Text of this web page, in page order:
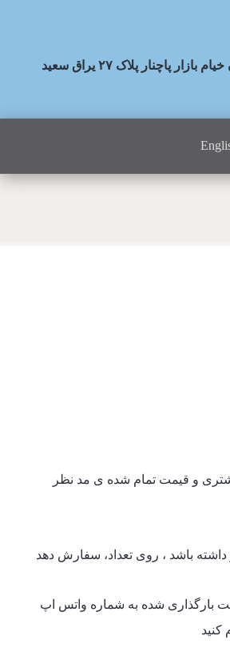
پاچنار پلاک ۲۷ یراق سعید
و قیمت تمام شده ی مد نظر
باشد ، روی تعداد، سفارش دهد
بارگذاری شده به شماره واتس اپ